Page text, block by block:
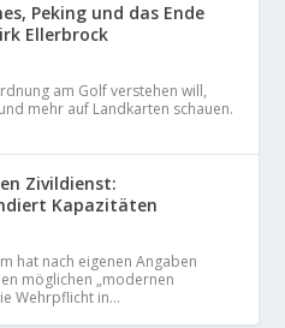
Peking und das Ende
Ellerbrock
am Golf verstehen will,
mehr auf Landkarten schauen.
Zivildienst:
Kapazitäten
hat nach eigenen Angaben
möglichen „modernen
Wehrpflicht in...